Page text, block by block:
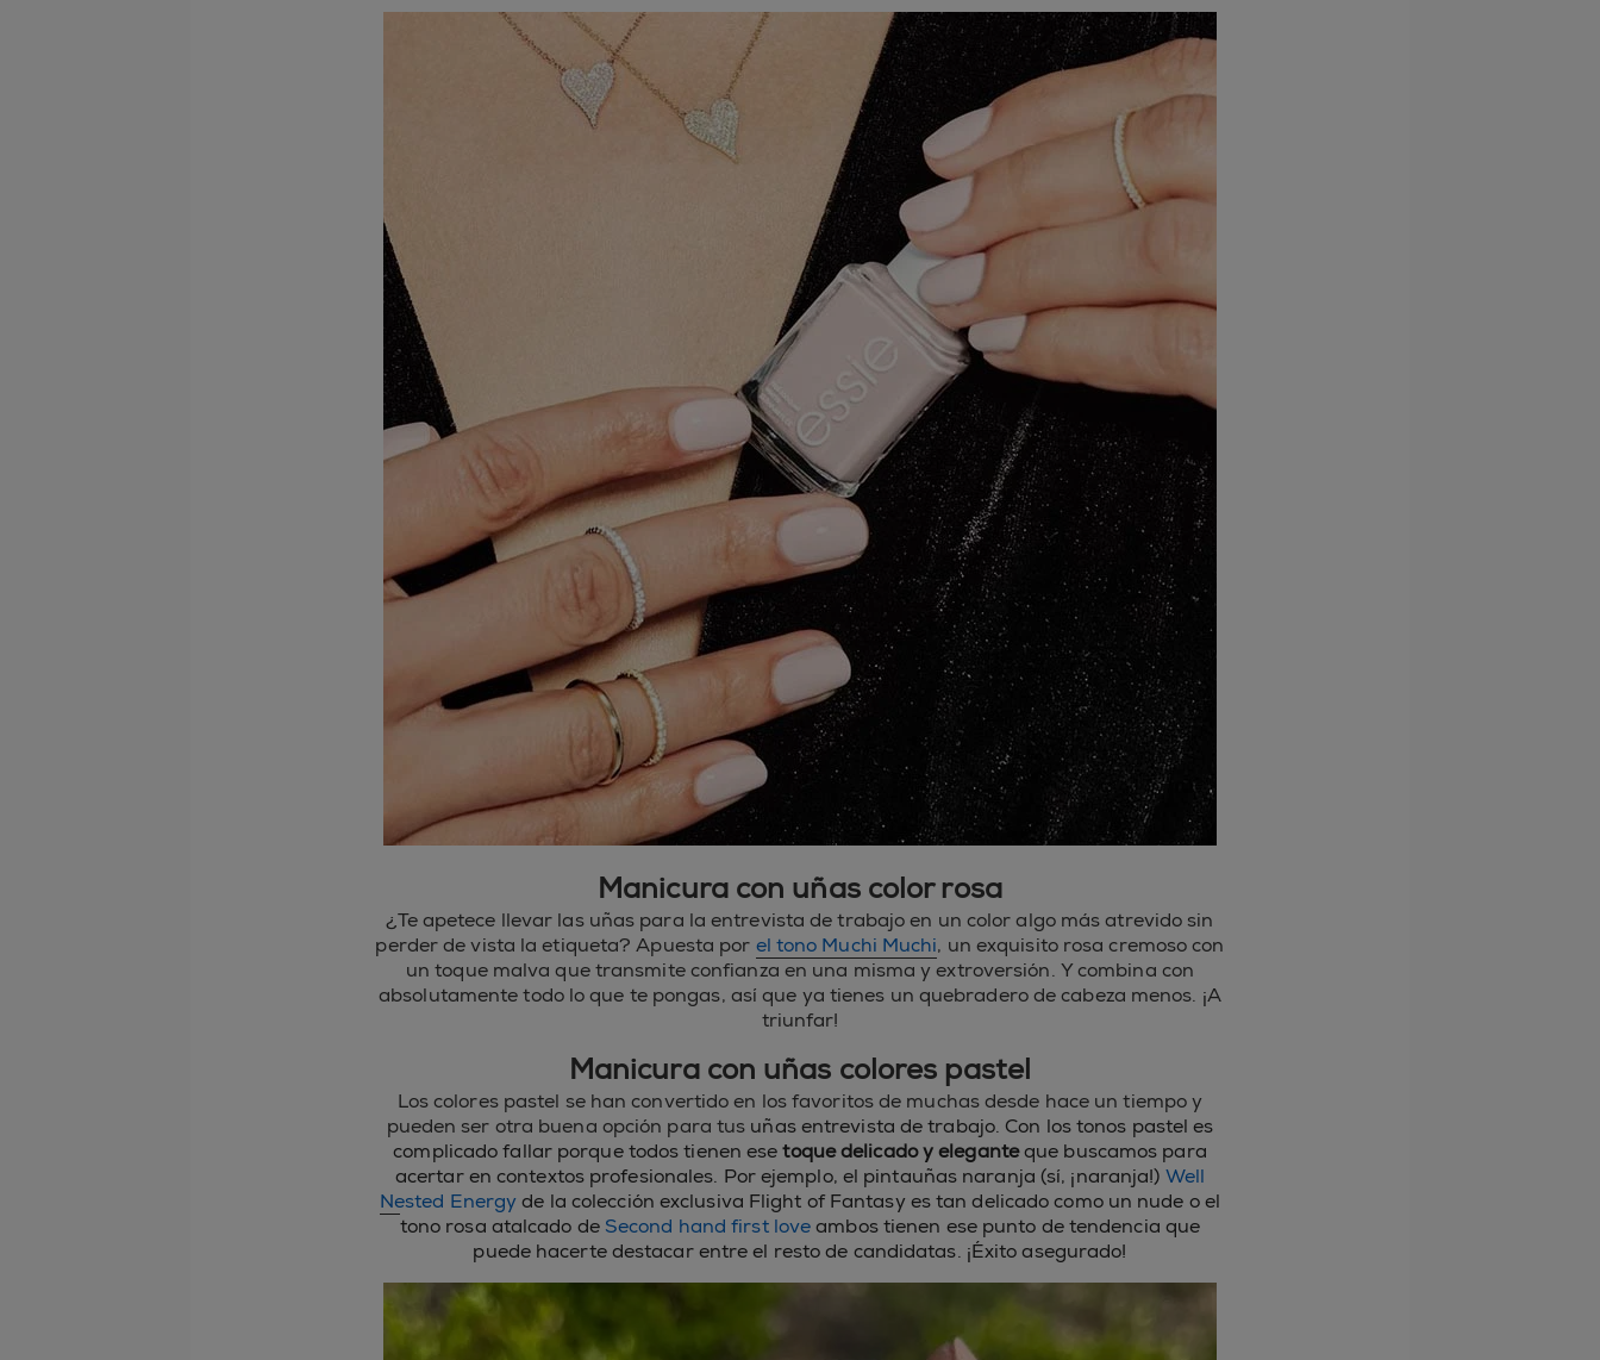
Manicura con uñas color rosa
¿Te apetece llevar las uñas para la entrevista de trabajo en un color algo más atrevido sin
perder de vista la etiqueta? Apuesta por el tono Muchi Muchi, un exquisito rosa cremoso con
un toque malva que transmite confianza en una misma y extroversión. Y combina con
absolutamente todo lo que te pongas, así que ya tienes un quebradero de cabeza menos. ¡A
triunfar!
Manicura con uñas colores pastel
Los colores pastel se han convertido en los favoritos de muchas desde hace un tiempo y
pueden ser otra buena opción para tus uñas entrevista de trabajo. Con los tonos pastel es
complicado fallar porque todos tienen esetoque delicado y eleganteque buscamos para
acertar en contextos profesionales. Por ejemplo, el pintauñas naranja (sí, ¡naranja!) Well
Nested Energyde la colección exclusiva Flight of Fantasy es tan delicado como un nude o el
tono rosa atalcado de Second hand first loveambos tienen ese punto de tendencia que
puede hacerte destacar entre el resto de candidatas. ¡Éxito asegurado!